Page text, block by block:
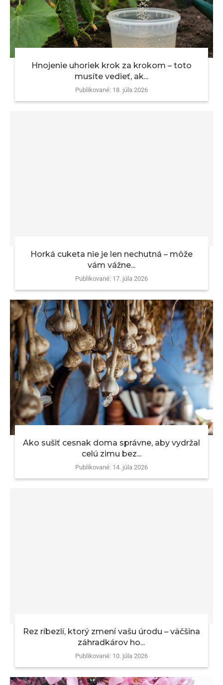
Hnojenie uhoriek krok za krokom – toto
musíte vedieť, ak...
Publikované: 18. júla 2026
Horká cuketa nie je len nechutná – môže
vám vážne...
Publikované: 17. júla 2026
Ako sušiť cesnak doma správne, aby vydržal
celú zimu bez...
Publikované: 14. júla 2026
Rez ríbezlí, ktorý zmení vašu úrodu – väčšina
záhradkárov ho...
Publikované: 10. júla 2026